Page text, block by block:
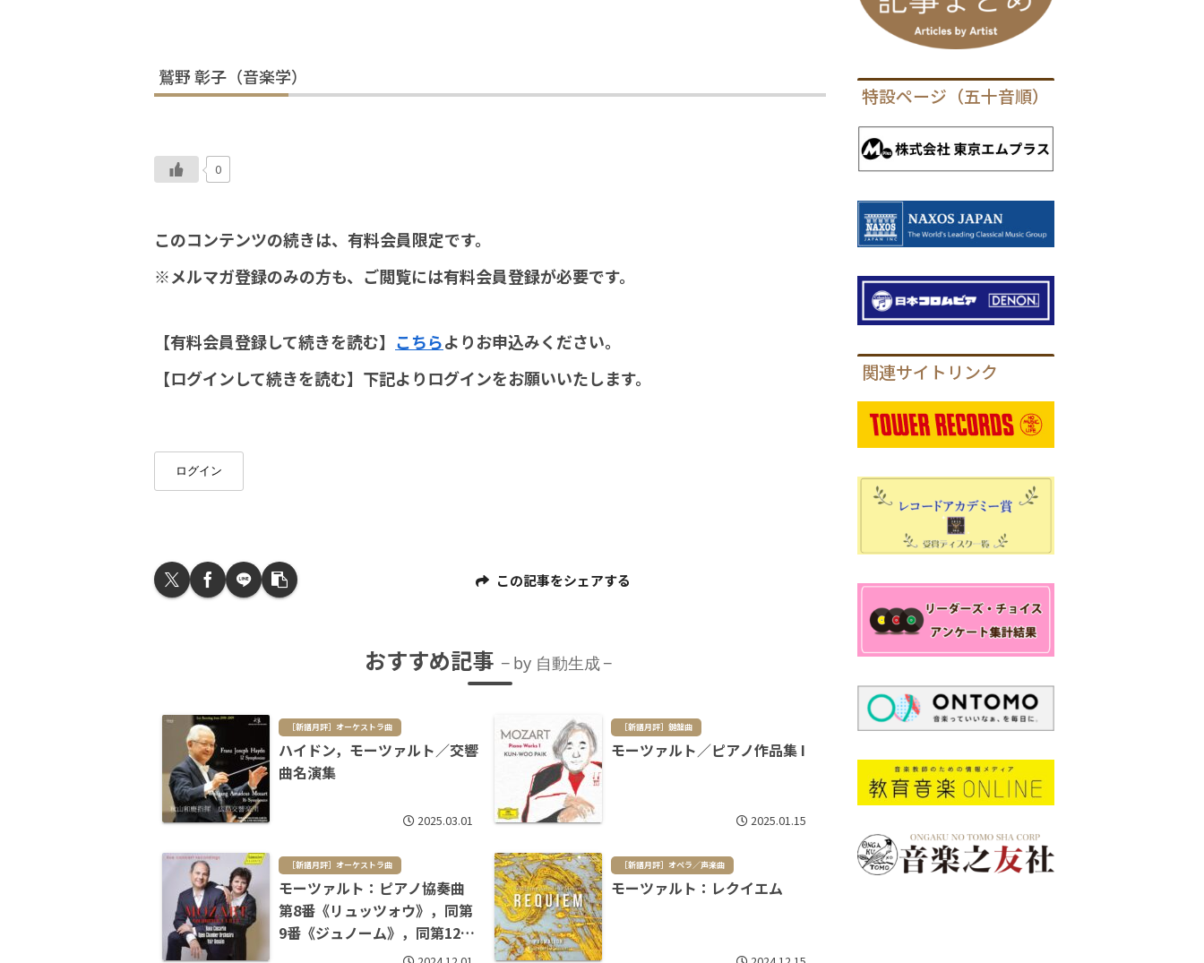
鷲野 彰子（音楽学）
0
このコンテンツの続きは、有料会員限定です。
※メルマガ登録のみの方も、ご閲覧には有料会員登録が必要です。
【有料会員登録して続きを読む】 こちらよりお申込みください。
【ログインして続きを読む】下記よりログインをお願いいたします。
ログイン
この記事をシェアする
おすすめ記事 by 自動生成
［新譜月評］オーケストラ曲
ハイドン，モーツァルト／交響
曲名演集
2025.03.01
［新譜月評］鍵盤曲
モーツァルト／ピアノ作品集 I
2025.01.15
［新譜月評］オーケストラ曲
モーツァルト：ピアノ協奏曲
第8番《リュッツォウ》，同第
9番《ジュノーム》，同第12
［新譜月評］オペラ／声楽曲
モーツァルト：レクイエム
特設ページ（五十音順）
関連サイトリンク